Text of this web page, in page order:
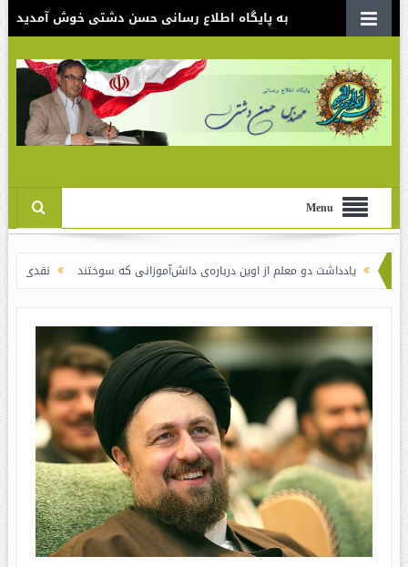
به پایگاه اطلاع رسانی حسن دشتی خوش آمدید
Menu
دو معلم از اوین درباره‌ی دانش‌آموزانی که سوختند نقدی بر سند الگوی